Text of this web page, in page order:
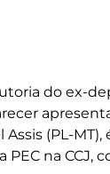
do ex-
(PL-MT),
PEC na CCJ,